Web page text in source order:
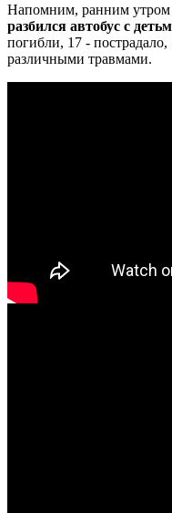
Напомним, ранним утром
разбился автобус с
погибли, 17 -
различными травмами.